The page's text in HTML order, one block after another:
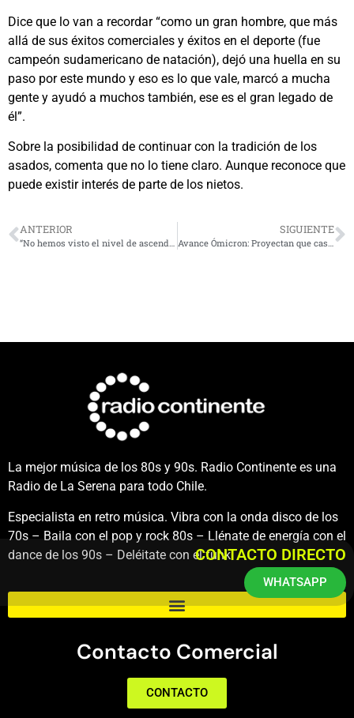
Dice que lo van a recordar “como un gran hombre, que más
allá de sus éxitos comerciales y éxitos en el deporte (fue
campeón sudamericano de natación), dejó una huella en su
paso por este mundo y eso es lo que vale, marcó a mucha
gente y ayudó a muchos también, ese es el gran legado de
él”.
Sobre la posibilidad de continuar con la tradición de los
asados, comenta que no lo tiene claro. Aunque reconoce que
puede existir interés de parte de los nietos.
ANTERIOR SIGUIENTE
La mejor música de los 80s y 90s. Radio Continente es una
Radio de La Serena para todo Chile.
Especialista en retro música. Vibra con la onda disco de los
70s – Baila con el pop y rock 80s – Llénate de energía con el
dance de los 90s – Deléitate con el funk.
Contacto Comercial
CONTACTO
CONTACTO DIRECTO
WHATSAPP